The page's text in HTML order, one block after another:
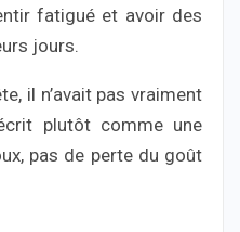
fatigué et avoir des
jours.
il n’avait pas vraiment
plutôt comme une
pas de perte du goût